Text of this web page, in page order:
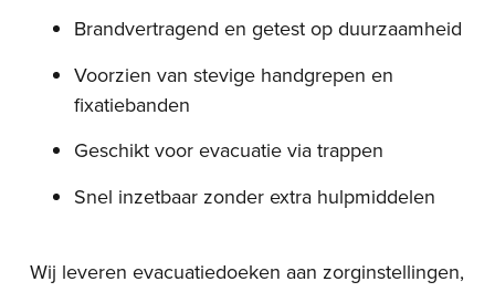
Brandvertragend en getest op duurzaamheid
Voorzien van stevige handgrepen en
fixatiebanden
Geschikt voor evacuatie via trappen
Snel inzetbaar zonder extra hulpmiddelen
Wij leveren evacuatiedoeken aan zorginstellingen,